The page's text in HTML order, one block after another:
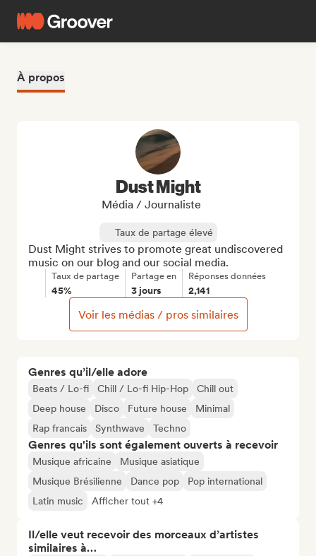
À propos
Genres qu’il/elle adore
Beats / Lo-fi Chill / Lo-fi Hip-Hop
Chill out
Deep house
Disco Future house
Minimal
Rap francais
Synthwave Techno
Genres qu'ils sont également ouverts à recevoir
Musique africaine
Musique asiatique
Musique Brésilienne
Dance pop
Pop international
Latin music
Afficher tout +4
Il/elle veut recevoir des morceaux d’artistes
similaires à…
Dust Might
Média / Journaliste
Taux de partage élevé
Dust Might strives to promote great undiscovered
music on our blog and our social media.
Taux de partage
45%
Partage en
3 jours
Réponses données
2,141
Voir les médias / pros similaires